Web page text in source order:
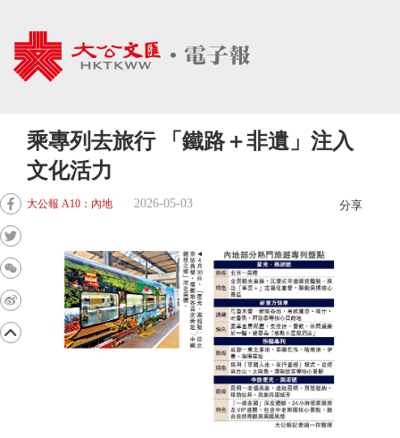
乘專列去旅行 「鐵路＋非遺」注入
文化活力
大公報 A10：內地 2026-05-03 分享